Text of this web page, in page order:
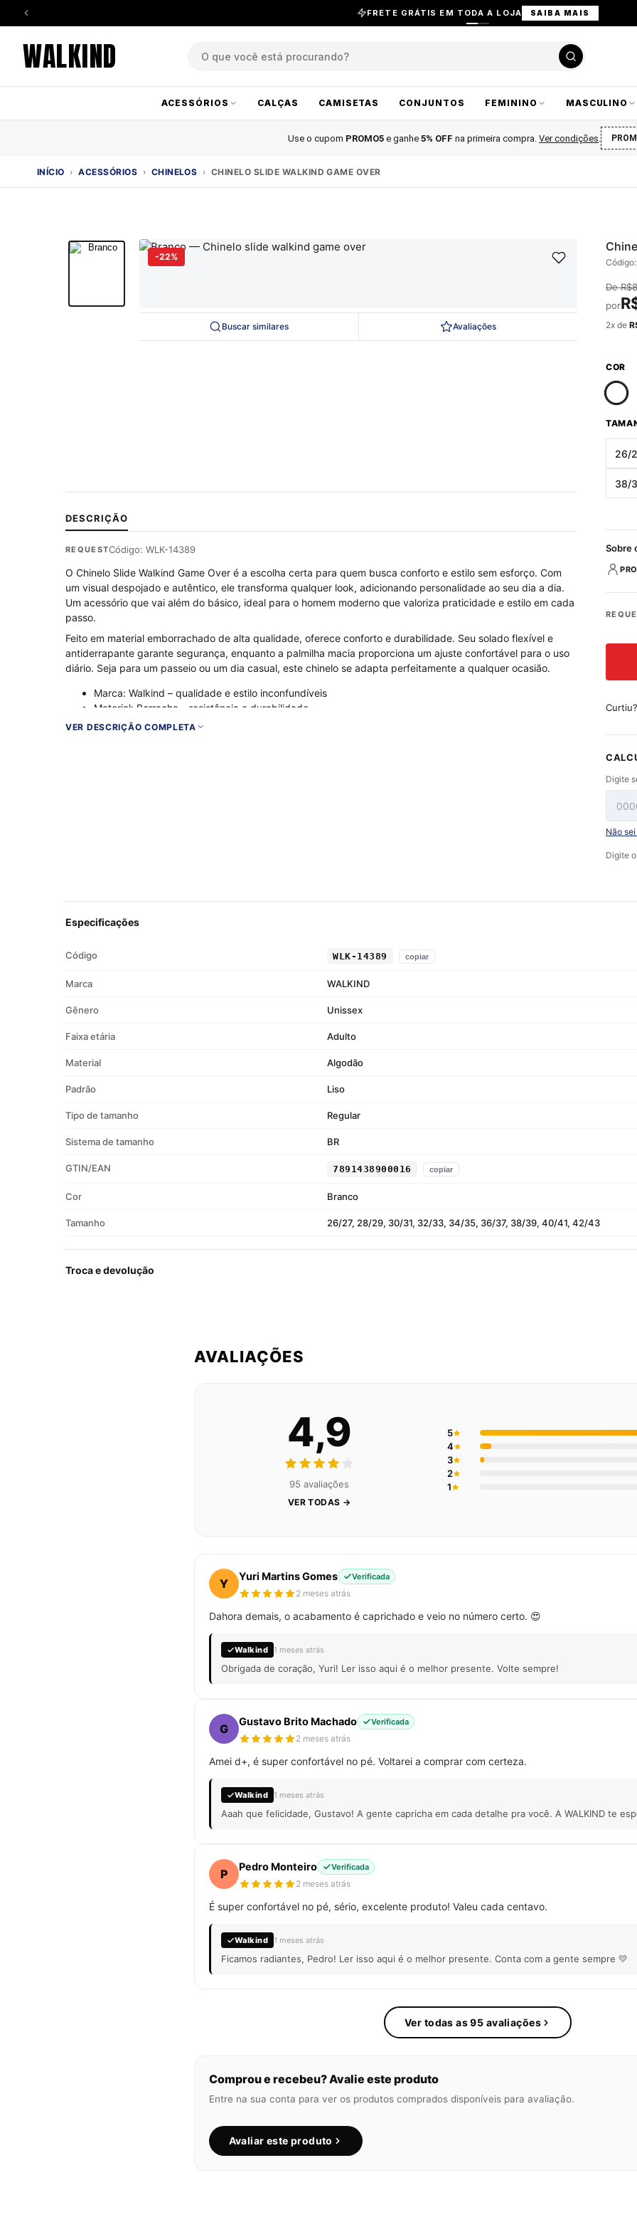
FRETE GRÁTIS EM TODA A LOJA SAIBA MAIS
WALKIND
ACESSÓRIOS CALÇAS CAMISETAS CONJUNTOS FEMININO MASCULINO
Use o cupom PROMO5 e ganhe 5% OFF na primeira compra Ver condições
INÍCIO › ACESSÓRIOS › CHINELOS › CHINELO SLIDE WALKIND GAME OVER
-22%
Buscar similares Avaliações
DeR$
por
2x de
COR
26/
38/
Sobre
Digite
Não
Digite
DESCRIÇÃO
REQUESTCódigo: WLK-14389
O Chinelo Slide Walkind Game Over é a escolha certa para quem busca conforto e estilo sem esforço. Com
um visual despojado e autêntico, ele transforma qualquer look, adicionando personalidade ao seu dia a dia.
Um acessório que vai além do básico, ideal para o homem moderno que valoriza praticidade e estilo em cada
passo.
Feito em material emborrachado de alta qualidade, oferece conforto e durabilidade. Seu solado flexível e
antiderrapante garante segurança, enquanto a palmilha macia proporciona um ajuste confortável para o uso
diário. Seja para um passeio ou um dia casual, este chinelo se adapta perfeitamente a qualquer ocasião.
Marca: Walkind – qualidade e estilo inconfundíveis
Material: Borracha – resistência e durabilidade
Cor: Preto/Branco – combina com qualquer look
VER DESCRIÇÃO COMPLETA
Especificações
Código WLK-14389 copiar
Marca WALKIND
Gênero Unissex
Faixa etária Adulto
Material Algodão
Padrão Liso
Tipo de tamanho Regular
Sistema de tamanho BR
GTIN/EAN 7891438900016 copiar
Cor Branco
Tamanho 26/27, 28/29, 30/31, 32/33, 34/35, 36/37, 38/39, 40/41, 42/43
Troca e devolução
AVALIAÇÕES
4,9
95 avaliações
VER TODAS →
5
4
3
2
1
Y
Yuri Martins Gomes Verificada
2 meses atrás
Dahora demais, o acabamento é caprichado e veio no número certo. 😍
Walkind 1 meses atrás
Obrigada de coração, Yuri! Ler isso aqui é o melhor presente. Volte sempre!
G
Gustavo Brito Machado Verificada
2 meses atrás
Amei d+, é super confortável no pé. Voltarei a comprar com certeza.
Walkind 1 meses atrás
Aaah que felicidade, Gustavo! A gente capricha em cada detalhe pra você. A WALKIND te
P
Pedro Monteiro Verificada
2 meses atrás
É super confortável no pé, sério, excelente produto! Valeu cada centavo.
Walkind 1 meses atrás
Ficamos radiantes, Pedro! Ler isso aqui é o melhor presente. Conta com a gente sempre 💛
Ver todas as 95 avaliações
Comprou e recebeu? Avalie este produto
Entre na sua conta para ver os produtos comprados disponíveis para avaliação.
Avaliar este produto